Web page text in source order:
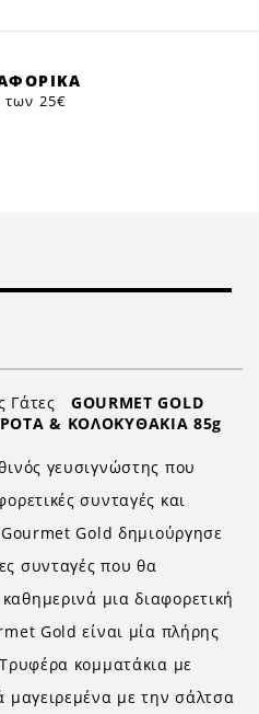
των 25€
Γάτες
GOURMET GOLD
& ΚΟΛΟΚΥΘΑΚΙΑ 85g
γευσιγνώστης που
συνταγές και
Gold δημιούργησε
συνταγές που θα
μια διαφορετική
Gold είναι μία πλήρης
κομματάκια με
μαγειρεμένα με την σάλτσα